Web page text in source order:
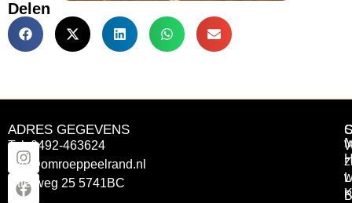
Delen
ADRES GEGEVENS
Tel: 0492-463624
info@omroeppeelrand.nl
Otterweg 25 5741BC